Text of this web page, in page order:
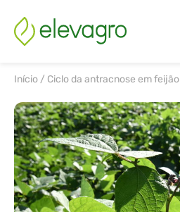
Início / Ciclo da antracnose em feijão